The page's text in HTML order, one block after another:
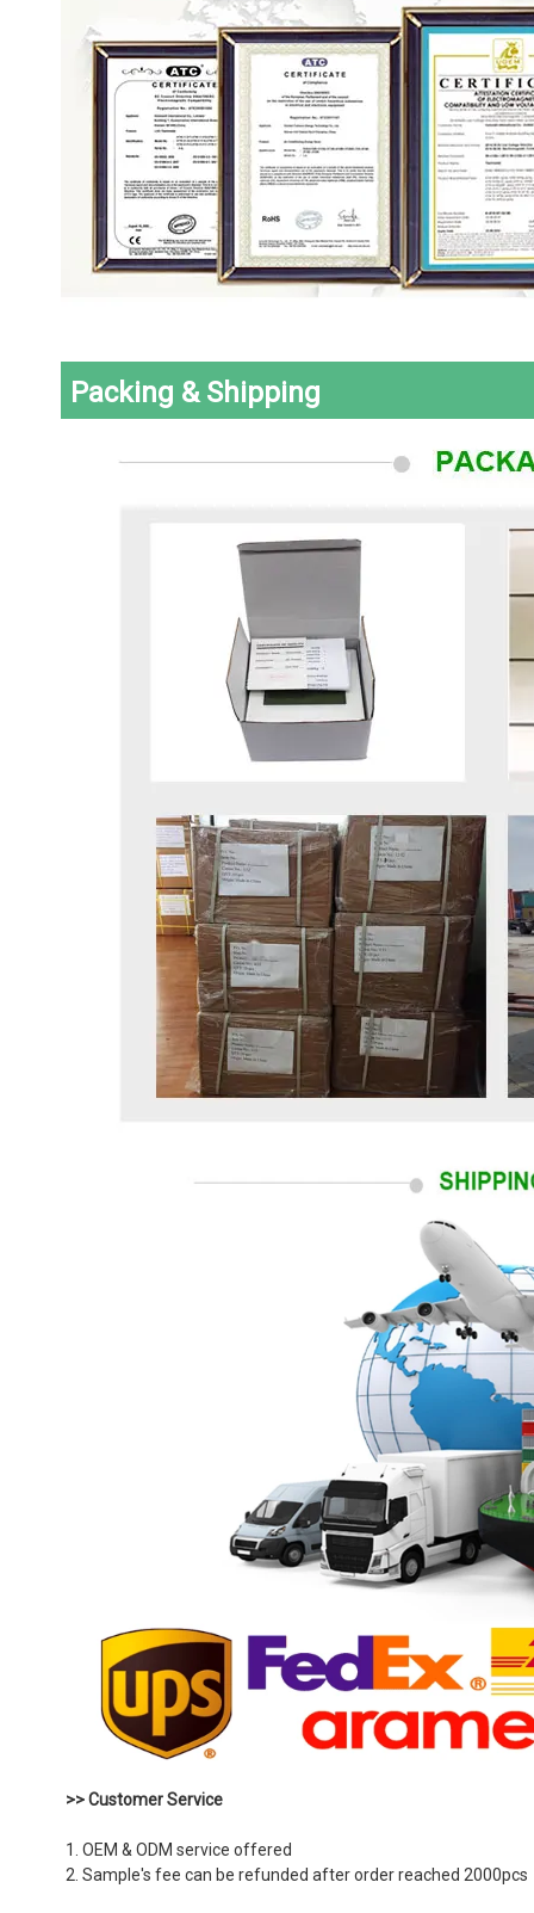
Packing & Shipping
>> Customer Service
1. OEM & ODM service offered
2. Sample's fee can be refunded after order reached 2000pcs